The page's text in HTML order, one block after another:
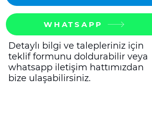
WHATSAPP
Detaylı bilgi ve talepleriniz için
teklif formunu doldurabilir veya
whatsapp iletişim hattımızdan
bize ulaşabilirsiniz.